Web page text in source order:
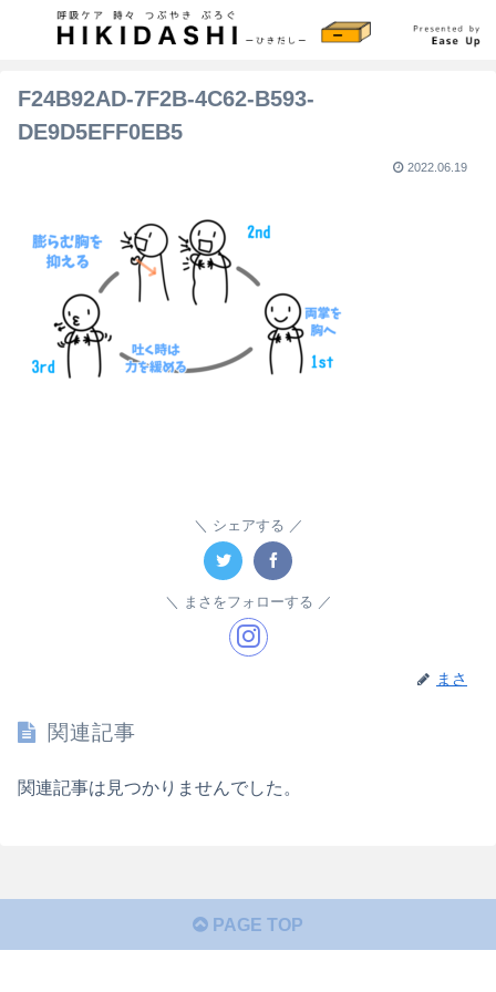
F24B92AD-7F2B-4C62-B593-
DE9D5EFF0EB5
2022.06.19
シェアする
まさをフォローする
まさ
関連記事
関連記事は見つかりませんでした。
PAGE TOP